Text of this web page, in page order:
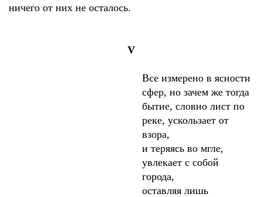
ничего от них не осталось.
V
Все измерено в ясности
сфер, но зачем же тогда
бытие, словно лист по
реке, ускользает от
взора,
и теряясь во мгле,
увлекает с собой
города,
оставляя лишь